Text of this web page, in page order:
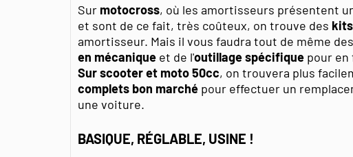
Sur motocross, où les amortisseurs présentent
et sont de ce fait, très coûteux, on trouve des
amortisseur. Mais il vous faudra tout de même des
en mécanique et de l'outillage spécifique pour en
Sur scooter et moto 50cc, on trouvera plus
complets bon marché pour effectuer un
une voiture.
BASIQUE, RÉGLABLE, USINE !